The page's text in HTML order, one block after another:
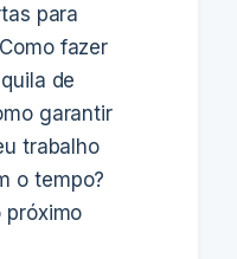
para
fazer
de
garantir
trabalho
o tempo?
próximo